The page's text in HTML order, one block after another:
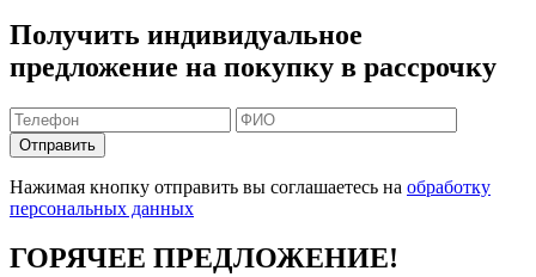
Получить индивидуальное
предложение на покупку в рассрочку
Отправить
Нажимая кнопку отправить вы соглашаетесь на обработку
персональных данных
ГОРЯЧЕЕ ПРЕДЛОЖЕНИЕ!